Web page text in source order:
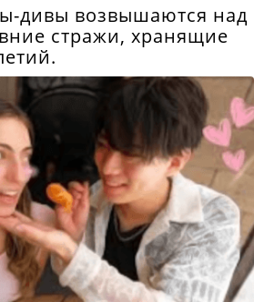
дивы возвышаются над
стражи, хранящие